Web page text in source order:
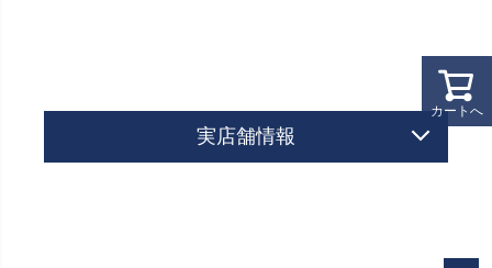
カートへ
実店舗情報